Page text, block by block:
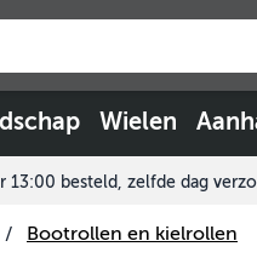
Wielen
13:00 besteld, zelfde dag
/ Bootrollen en kielrollen